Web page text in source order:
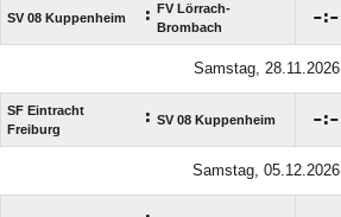
SV 08 Kuppenheim : FV Lörrach-
Brombach
:
Samstag, 28.11.2026
SF Eintracht
Freiburg
: SV 08 Kuppenheim :
Samstag, 05.12.2026